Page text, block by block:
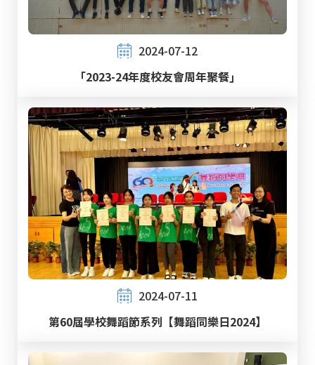
2024-07-12
「2023-24年度校友會周年聚餐」
2024-07-11
第60屆學校舞蹈節系列【舞蹈同樂日2024】